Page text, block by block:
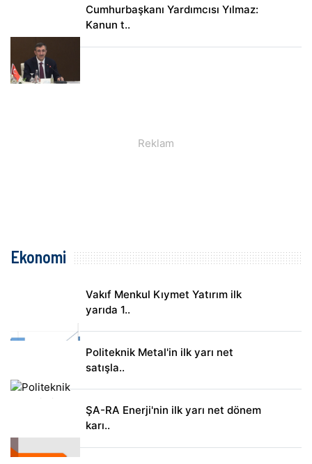
Cumhurbaşkanı Yardımcısı Yılmaz:
Kanun t..
Ekonomi
Vakıf Menkul Kıymet Yatırım ilk
yarıda 1..
Politeknik Metal'in ilk yarı net
satışla..
ŞA-RA Enerji'nin ilk yarı net dönem
karı..